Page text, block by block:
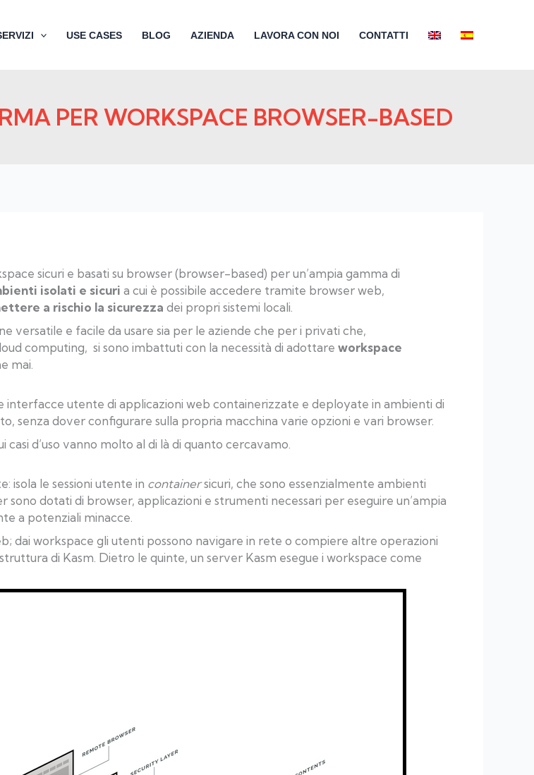
USE CASES BLOG AZIENDA LAVORA CON NOI CONTATTI
PER WORKSPACE BROWSER-BASED
sicuri e basati su browser (browser-based) per un’ampia gamma di
isolati e sicuri a cui è possibile accedere tramite browser web,
a rischio la sicurezza dei propri sistemi locali.
versatile e facile da usare sia per le aziende che per i privati che,
computing, si sono imbattuti con la necessità di adottare workspace
mai.
interfacce utente di applicazioni web containerizzate e deployate in ambienti di
senza dover configurare sulla propria macchina varie opzioni e vari browser.
d’uso vanno molto al di là di quanto cercavamo.
isola le sessioni utente in containersicuri, che sono essenzialmente ambienti
dotati di browser, applicazioni e strumenti necessari per eseguire un’ampia
a potenziali minacce.
dai workspace gli utenti possono navigare in rete o compiere altre operazioni
di Kasm. Dietro le quinte, un server Kasm esegue i workspace come